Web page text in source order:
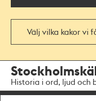
Välj vilka kakor vi
navigationen
huvudinnehållet
Historia i ord, ljud och